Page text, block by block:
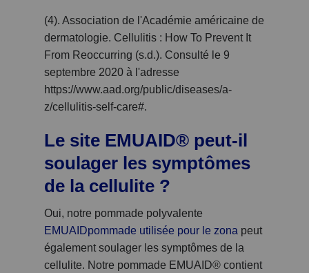
(4). Association de l'Académie américaine de
dermatologie. Cellulitis : How To Prevent It
From Reoccurring (s.d.). Consulté le 9
septembre 2020 à l'adresse
https://www.aad.org/public/diseases/a-
z/cellulitis-self-care#.
Le site EMUAID® peut-il
soulager les symptômes
de la cellulite ?
Oui, notre pommade polyvalente
EMUAIDpommade utilisée pour le zona peut
également soulager les symptômes de la
cellulite. Notre pommade EMUAID® contient